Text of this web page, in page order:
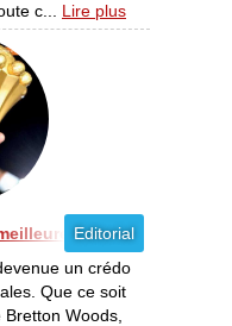
c... Lire plus
Editorial
gestion [03/2012]
un crédo
Que ce soit
Woods,